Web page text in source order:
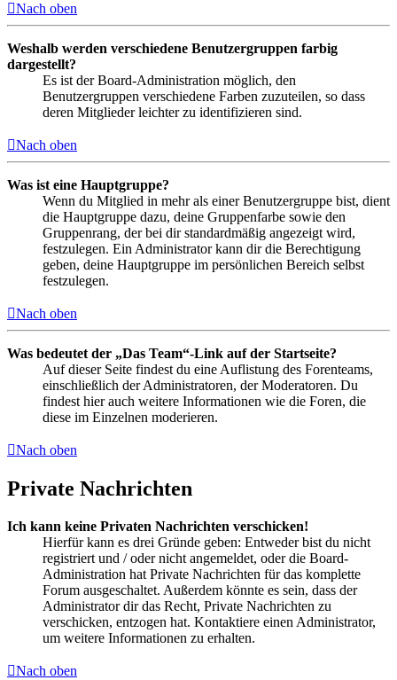
Nach oben
Weshalb werden verschiedene Benutzergruppen farbig
dargestellt?
Es ist der Board-Administration möglich, den
Benutzergruppen verschiedene Farben zuzuteilen, so dass
deren Mitglieder leichter zu identifizieren sind.
Nach oben
Was ist eine Hauptgruppe?
Wenn du Mitglied in mehr als einer Benutzergruppe bist, dient
die Hauptgruppe dazu, deine Gruppenfarbe sowie den
Gruppenrang, der bei dir standardmäßig angezeigt wird,
festzulegen. Ein Administrator kann dir die Berechtigung
geben, deine Hauptgruppe im persönlichen Bereich selbst
festzulegen.
Nach oben
Was bedeutet der „Das Team“-Link auf der Startseite?
Auf dieser Seite findest du eine Auflistung des Forenteams,
einschließlich der Administratoren, der Moderatoren. Du
findest hier auch weitere Informationen wie die Foren, die
diese im Einzelnen moderieren.
Nach oben
Private Nachrichten
Ich kann keine Privaten Nachrichten verschicken!
Hierfür kann es drei Gründe geben: Entweder bist du nicht
registriert und / oder nicht angemeldet, oder die Board-
Administration hat Private Nachrichten für das komplette
Forum ausgeschaltet. Außerdem könnte es sein, dass der
Administrator dir das Recht, Private Nachrichten zu
verschicken, entzogen hat. Kontaktiere einen Administrator,
um weitere Informationen zu erhalten.
Nach oben